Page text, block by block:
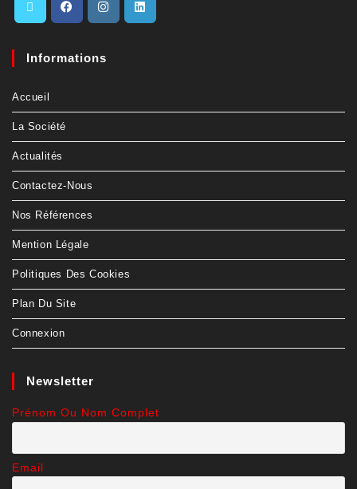
Informations
Accueil
La Société
Actualités
Contactez-Nous
Nos Références
Mention Légale
Politiques Des Cookies
Plan Du Site
Connexion
Newsletter
Prénom Ou Nom Complet
Email